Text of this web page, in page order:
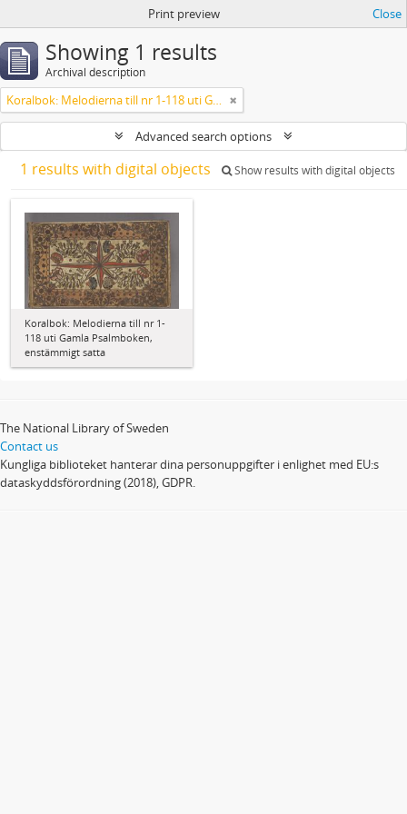
Print preview Close
Showing 1 results
Archival description
Koralbok: Melodierna till nr 1-118 uti Gamla Psalmboken, enstämmigt satta
Advanced search options
1 results with digital objects Show results with digital objects
Koralbok: Melodierna till nr 1-
118 uti Gamla Psalmboken,
enstämmigt satta
The National Library of Sweden
Contact us
Kungliga biblioteket hanterar dina personuppgifter i enlighet med EU:s
dataskyddsförordning (2018), GDPR.